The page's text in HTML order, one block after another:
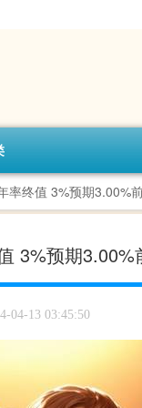
率终值 3%预期3.00%
3%预期
04-13 03:45:50